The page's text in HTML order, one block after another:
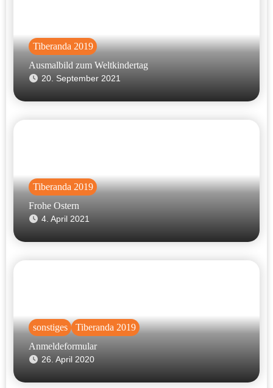
Tiberanda 2019
Ausmalbild zum Weltkindertag
20. September 2021
Tiberanda 2019
Frohe Ostern
4. April 2021
sonstiges
Tiberanda 2019
Anmeldeformular
26. April 2020